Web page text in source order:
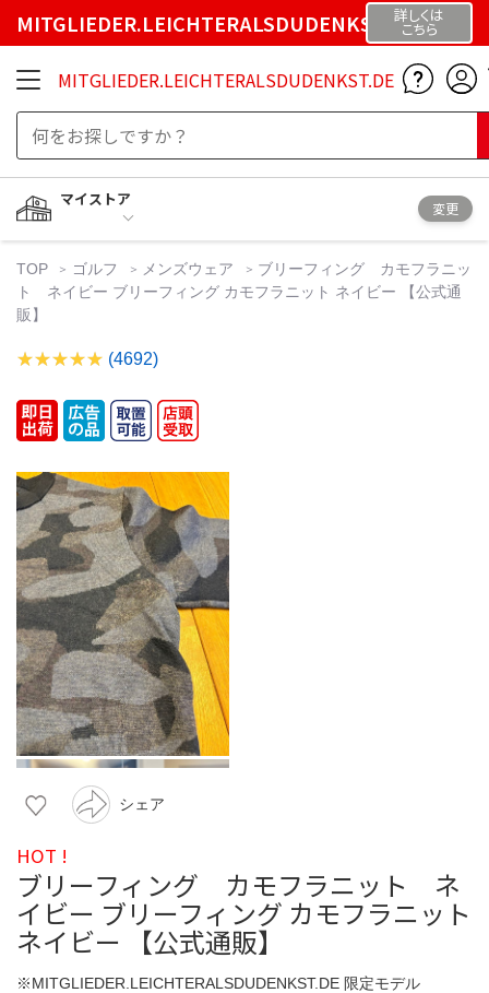
MITGLIEDER.LEICHTERALSDUDENKST.DE詳しくは
こちら
MITGLIEDER.LEICHTERALSDUDENKST.DE
マイストア
変更
TOP ゴルフ メンズウェア
ブリーフィング カモフラニッ
ト ネイビー ブリーフィング カモフラニット ネイビー 【公式通
販】
(4692)
シェア
HOT !
ブリーフィング カモフラニット ネ
イビー ブリーフィング カモフラニット
ネイビー 【公式通販】
※MITGLIEDER.LEICHTERALSDUDENKST.DE 限定モデル